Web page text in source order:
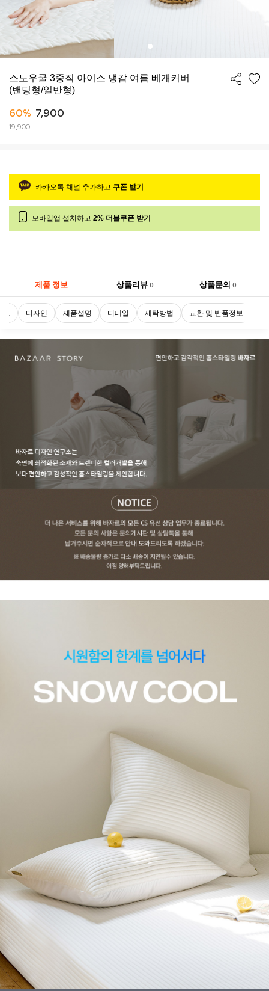
스노우쿨 3중직 아이스 냉감 여름 베개커버
(밴딩형/일반형)
60% 7,900
19,900
카카오톡 채널 추가하고 쿠폰 받기
모바일앱 설치하고 2% 더블쿠폰 받기
제품 정보 상품리뷰 0 상품문의0
로 디자인 제품설명 디테일 세탁방법 교환 및 반품정보